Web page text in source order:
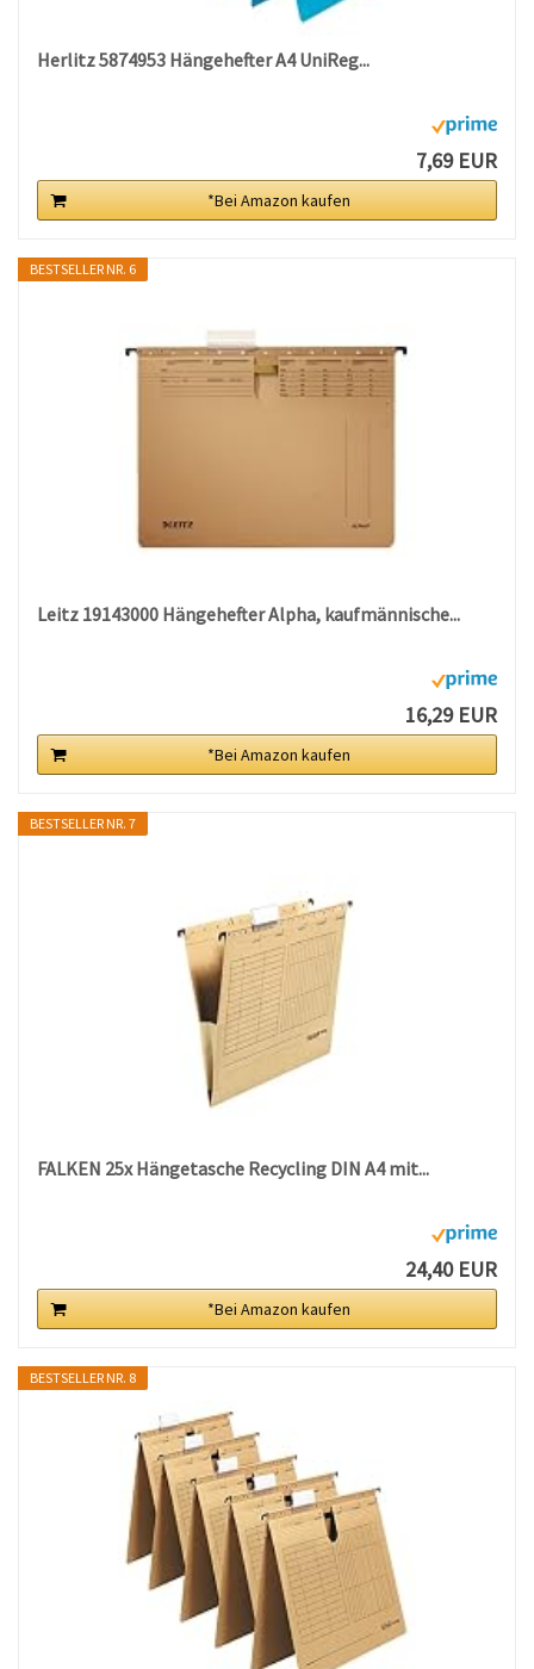
Herlitz 5874953 Hängehefter A4 UniReg...
7,69 EUR
*Bei Amazon kaufen
BESTSELLER NR. 6
Leitz 19143000 Hängehefter Alpha, kaufmännische...
16,29 EUR
*Bei Amazon kaufen
BESTSELLER NR. 7
FALKEN 25x Hängetasche Recycling DIN A4 mit...
24,40 EUR
*Bei Amazon kaufen
BESTSELLER NR. 8